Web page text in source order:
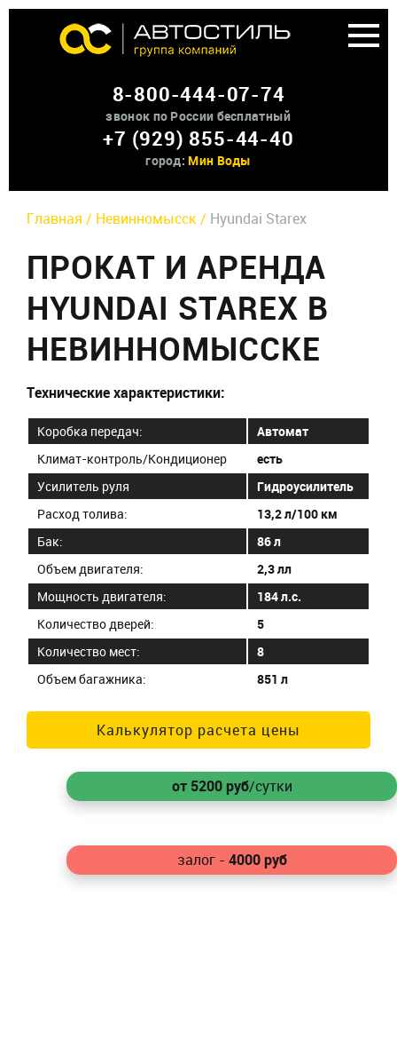
Аренда доп оборудования
О нас
Контакты
8-800-444-07-74
звонок по России бесплатный
+7 (929) 855-44-40
город: Мин Воды
Главная / Невинномысск / Hyundai Starex
ПРОКАТ И АРЕНДА
HYUNDAI STAREX В
НЕВИННОМЫССКЕ
Технические характеристики:
Коробка передач:
Автомат
Климат-контроль/Кондиционер
есть
Усилитель руля
Гидроусилитель
Расход толива:
13,2 л/100 км
Бак:
86 л
Объем двигателя:
2,3 лл
Мощность двигателя:
184 л.с.
Количество дверей:
5
Количество мест:
8
Объем багажника:
851 л
Калькулятор расчета цены
от 5200руб/сутки
залог - 4000руб